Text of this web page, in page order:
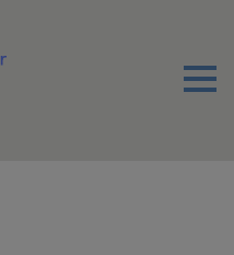
Menu